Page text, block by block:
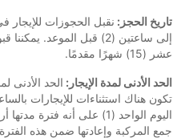
تاريخ الحجز: نقبل الحجوزات
إلى ساعتين (2) قبل الموعد.
عشر (15) شهرًا مقدمًا.
الحد الأدنى لمدة الإيجار:
تكون هناك استثناءات للإيجارات
جمع المركبة وإعادتها ضمن هذه